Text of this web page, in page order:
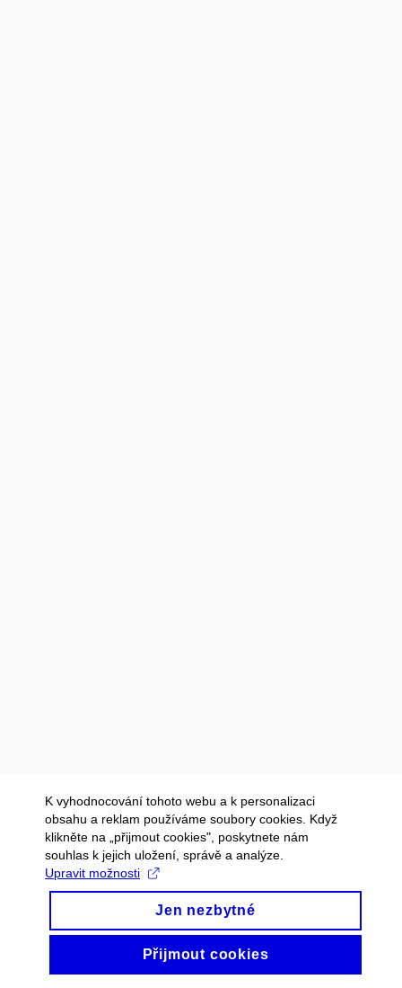
K vyhodnocování tohoto webu a k personalizaci
obsahu a reklam používáme soubory cookies. Když
klikněte na „přijmout cookies", poskytnete nám
souhlas k jejich uložení, správě a analýze.
Upravit možnosti
Jen nezbytné
Přijmout cookies